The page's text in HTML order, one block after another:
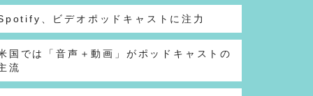
、ビデオポッドキャストに注力
国では「音声＋動画」がポッドキャストの
流